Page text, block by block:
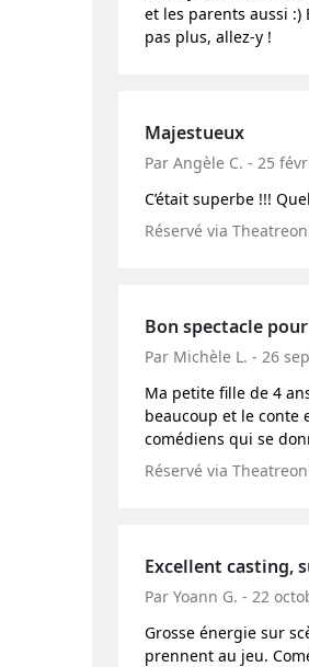
et les parents aussi :)
pas plus, allez-y !
Majestueux
Par Angèle C. - 25
C’était superbe !!!
Réservé via
Bon spectacle
Par Michèle L. - 26
Ma petite fille de 4
beaucoup et le conte
comédiens qui se
Réservé via
Excellent casting,
Par Yoann G. - 22
Grosse énergie sur
prennent au jeu.